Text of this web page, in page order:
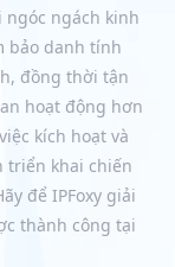
ngách kinh
bảo danh tính
đồng thời tận
hoạt động hơn
kích hoạt và
triển khai chiến
để IPFoxy giải
thành công tại